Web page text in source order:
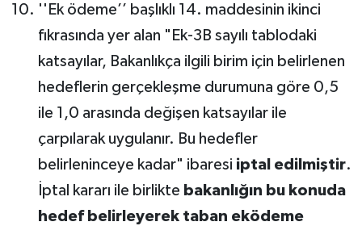
''Ek ödeme’’ başlıklı 14. maddesinin ikinci
fıkrasında yer alan "Ek-3B sayılı tablodaki
katsayılar, Bakanlıkça ilgili birim için belirlenen
hedeflerin gerçekleşme durumuna göre 0,5
ile 1,0 arasında değişen katsayılar ile
çarpılarak uygulanır. Bu hedefler
belirleninceye kadar" ibaresi iptal edilmiştir.
İptal kararı ile birlikte bakanlığın bu konuda
hedef belirleyerek taban eködeme